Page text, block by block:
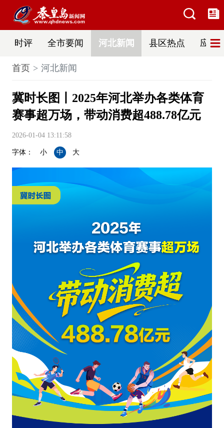
时评 全市要闻 河北新闻 县区热点 应急
首页 河北新闻
冀时长图丨2025年河北举办各类体育
赛事超万场，带动消费超488.78亿元
2026-01-04 13:11:58
字体： 小 中 大